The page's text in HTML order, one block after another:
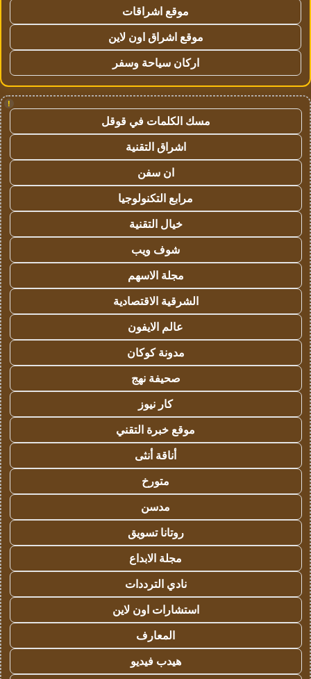
موقع اشراقات
موقع اشراق اون لاين
اركان سياحة وسفر
!
مسك الكلمات في قوقل
اشراق التقنية
ان سفن
مرابع التكنولوجيا
خيال التقنية
شوف ويب
مجلة الاسهم
الشرقية الاقتصادية
عالم الايفون
مدونة كوكان
صحيفة نهج
كار نيوز
موقع خبرة التقني
أناقة أنثى
متورخ
مدسن
روتانا تسويق
مجلة الابداع
نادي الترددات
استشارات اون لاين
المعارف
هيدب فيديو